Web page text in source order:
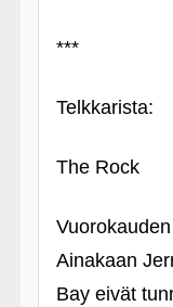
***
Telkkarista:
The Rock
Ainakaan
Bay eivät